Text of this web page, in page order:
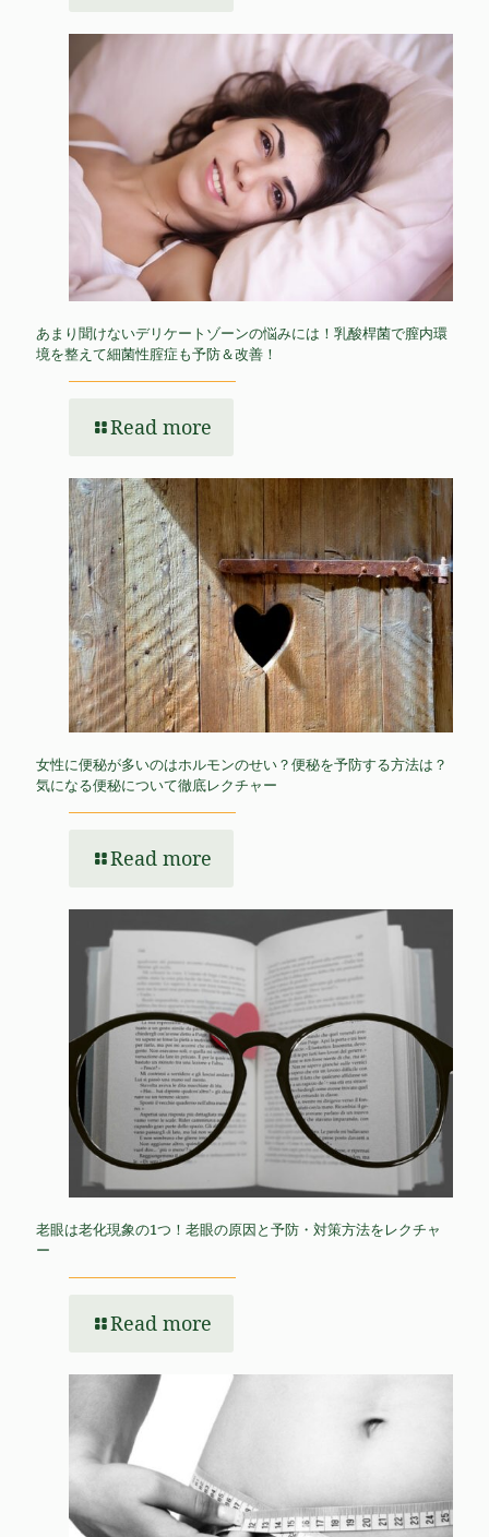
あまり聞けないデリケートゾーンの悩みには！乳酸桿菌で膣内環
境を整えて細菌性腟症も予防＆改善！
Read more
女性に便秘が多いのはホルモンのせい？便秘を予防する方法は？
気になる便秘について徹底レクチャー
Read more
老眼は老化現象の1つ！老眼の原因と予防・対策方法をレクチャ
ー
Read more